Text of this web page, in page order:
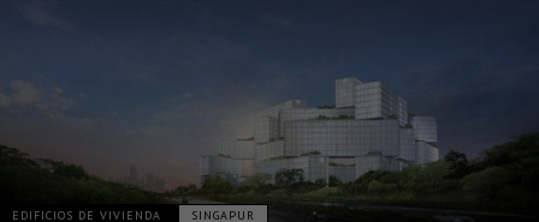
EDIFICIOS DE VIVIENDA SINGAPUR